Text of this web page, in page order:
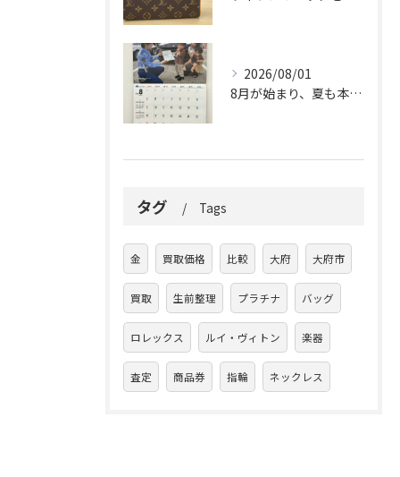
2026/08/01
8月が始まり、夏も本番ですね。
タグ Tags
金 買取価格 比較 大府 大府市
買取 生前整理 プラチナ バッグ
ロレックス ルイ・ヴィトン 楽器
査定 商品券 指輪 ネックレス